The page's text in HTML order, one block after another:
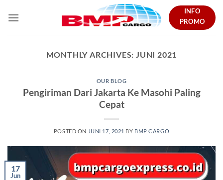
INFO
PROMO
MONTHLY ARCHIVES:JUNI 2021
OUR BLOG
Pengiriman Dari Jakarta Ke Masohi Paling
Cepat
POSTED ON JUNI 17, 2021 BY BMP CARGO
17
Jun